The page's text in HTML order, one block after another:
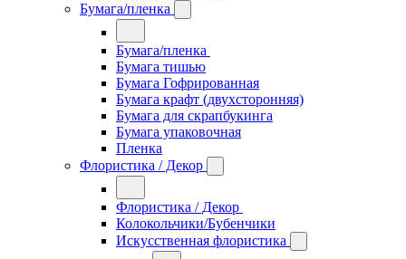
Бумага/пленка
Бумага/пленка
Бумага тишью
Бумага Гофрированная
Бумага крафт (двухсторонняя)
Бумага для скрапбукинга
Бумага упаковочная
Пленка
Флористика / Декор
Флористика / Декор
Колокольчики/Бубенчики
Искусственная флористика